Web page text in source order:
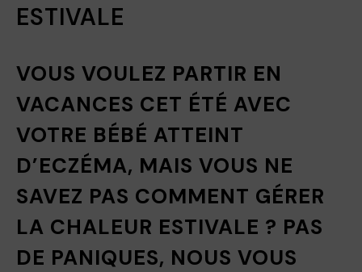
ESTIVALE
VOUS VOULEZ PARTIR EN
VACANCES CET ÉTÉ AVEC
VOTRE BÉBÉ ATTEINT
D’ECZÉMA, MAIS VOUS NE
SAVEZ PAS COMMENT GÉRER
LA CHALEUR ESTIVALE ? PAS
DE PANIQUES, NOUS VOUS